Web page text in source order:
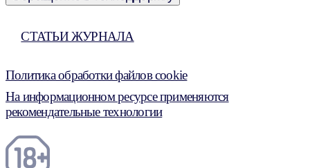
СТАТЬИ ЖУРНАЛА
Политика обработки файлов cookie
На информационном ресурсе применяются
рекомендательные технологии